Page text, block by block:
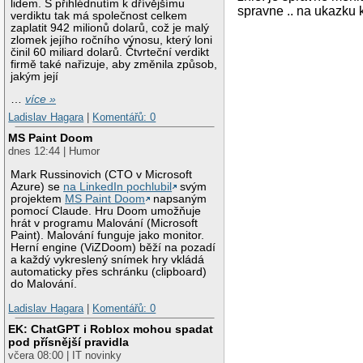
lidem. S přihlédnutím k dřívějšímu
verdiktu tak má společnost celkem
zaplatit 942 milionů dolarů, což je malý
zlomek jejího ročního výnosu, který loni
činil 60 miliard dolarů. Čtvrteční verdikt
firmě také nařizuje, aby změnila způsob,
jakým její
…více »
Ladislav Hagara
Komentářů: 0
MS Paint Doom
dnes 12:44 | Humor
Mark Russinovich (CTO v Microsoft
Azure) se na LinkedIn pochlubil
svým
projektem MS Paint Doom
napsaným
pomocí Claude. Hru Doom umožňuje
hrát v programu Malování (Microsoft
Paint). Malování funguje jako monitor.
Herní engine (ViZDoom) běží na pozadí
a každý vykreslený snímek hry vkládá
automaticky přes schránku (clipboard)
do Malování.
Ladislav Hagara
Komentářů: 0
EK: ChatGPT i Roblox mohou spadat
pod přísnější pravidla
včera 08:00 | IT novinky
spravne .. na ukazku